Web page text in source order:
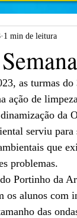
1 min de leitura
as turmas
ação de
da
serviu
que
problemas.
Portinho da
os alunos com
das